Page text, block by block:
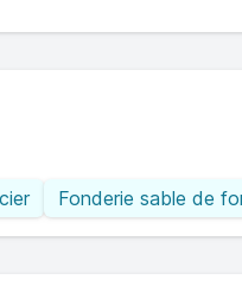
Fonderie sable de